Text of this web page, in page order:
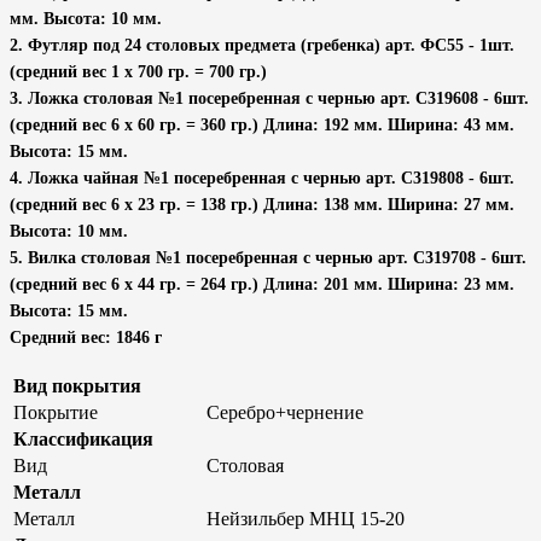
мм. Высота: 10 мм.
2. Футляр под 24 столовых предмета (гребенка) арт. ФС55 - 1шт.
(средний вес 1 х 700 гр. = 700 гр.)
3. Ложка столовая №1 посеребренная с чернью арт. С319608 - 6шт.
(средний вес 6 х 60 гр. = 360 гр.) Длина: 192 мм. Ширина: 43 мм.
Высота: 15 мм.
4. Ложка чайная №1 посеребренная с чернью арт. С319808 - 6шт.
(средний вес 6 х 23 гр. = 138 гр.) Длина: 138 мм. Ширина: 27 мм.
Высота: 10 мм.
5. Вилка столовая №1 посеребренная с чернью арт. С319708 - 6шт.
(средний вес 6 х 44 гр. = 264 гр.) Длина: 201 мм. Ширина: 23 мм.
Высота: 15 мм.
Средний вес: 1846 г
Вид покрытия
Покрытие
Серебро+чернение
Классификация
Вид
Столовая
Металл
Металл
Нейзильбер МНЦ 15-20